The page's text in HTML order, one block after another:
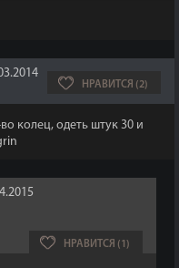
НРАВИТСЯ (2)
колец, одеть штук 30 и
НРАВИТСЯ (1)